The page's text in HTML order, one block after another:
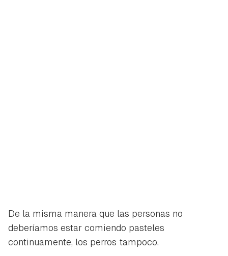
De la misma manera que las personas no
deberíamos estar comiendo pasteles
continuamente, los perros tampoco.